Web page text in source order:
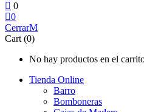
0
0
Cerrar
Cart (0)
No hay productos en el
Tienda Online
Barro
Bomboneras